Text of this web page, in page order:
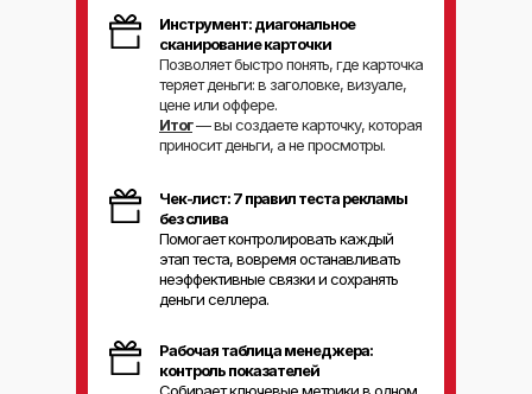
Инструмент: диагональное
сканирование карточки
Позволяет быстро понять, где карточка
теряет деньги: в заголовке, визуале,
цене или оффере.
Итог— вы создаете карточку, которая
приносит деньги, а не просмотры.
Чек-лист: 7 правил теста рекламы
без слива
Помогает контролировать каждый
этап теста, вовремя останавливать
неэффективные связки и сохранять
деньги селлера.
Рабочая таблица менеджера:
контроль показателей